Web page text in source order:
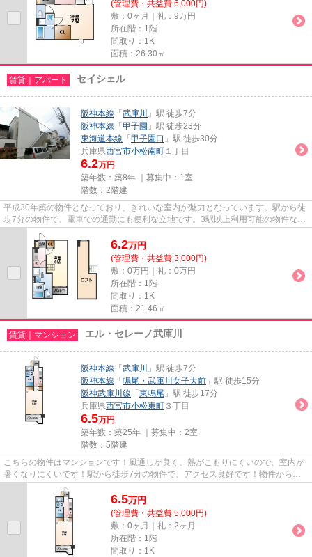
(管理費・共益費 6,000円)
敷：0ヶ月｜礼：9万円
所在階：1階
間取り：1K
面積：26.30㎡
賃貸｜アパート セイシェル
阪神本線 「 武庫川
」駅 徒歩7分
阪神本線 「 甲子園 」駅 徒歩23分
東海道本線 「 甲子園口 」駅 徒歩30分
兵庫県西宮市小松南町 １丁目
6.2万円
築年数：築8年 ｜募集中： 1室
階数：2階建
平成30年築の物件となっており、きれいな室内が魅力となっています。駅から徒
歩7分の物件で、電車での通勤にも便利な立地です。3駅以上利用可能の物件なら
お出かけも便利です。ウォー...
6.2万円
(管理費・共益費 3,000円)
敷：0万円｜礼：0万円
所在階：1階
間取り：1K
面積：21.46㎡
賃貸｜マンション エル・セレーノ武庫川
阪神本線 「 武庫川
」駅 徒歩7分
阪神本線 「 鳴尾・武庫川女子大前 」駅 徒歩15分
阪神武庫川線 「 東鳴尾 」駅 徒歩17分
兵庫県西宮市小松東町 ３丁目
6.5万円
築年数：築25年 ｜募集中： 2室
階数：5階建
こちらの物件はマンションです！風通しが良く、熱がこもりにくいので、室内が
暑くなりにくいです！駅から徒歩7分の物件で、アクセス良好です！物件から駅
までは平坦な道なので、快適に...
6.5万円
(管理費・共益費 5,000円)
敷：0ヶ月｜礼：2ヶ月
所在階：1階
間取り：1K